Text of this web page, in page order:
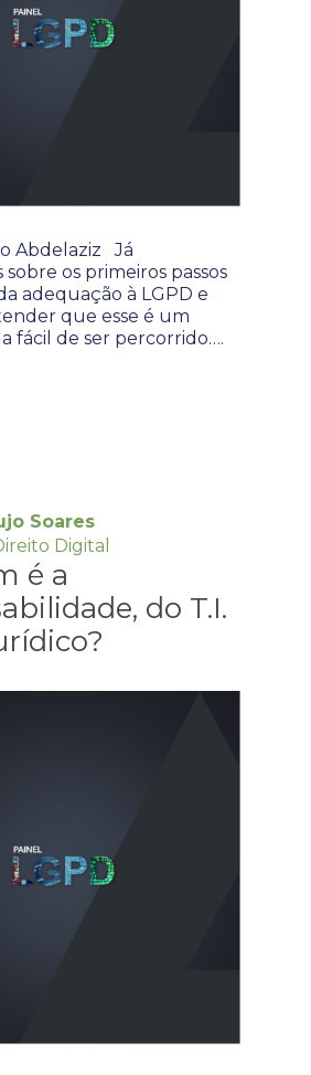
Abdelaziz Já
os primeiros passos
adequação à LGPD e
que esse é um
fácil de ser percorrido….
Soares
Digital
é a
do T.I.